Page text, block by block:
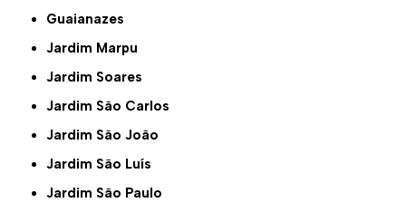
Guaianazes
Jardim Marpu
Jardim Soares
Jardim São Carlos
Jardim São João
Jardim São Luís
Jardim São Paulo